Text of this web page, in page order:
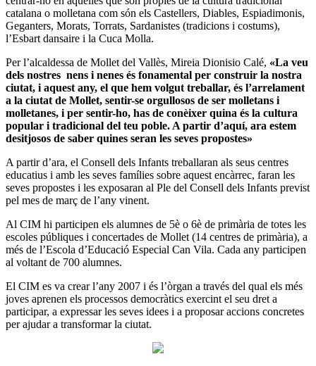
catalana o molletana com són els Castellers, Diables, Espiadimonis,
Geganters, Morats, Torrats, Sardanistes (tradicions i costums),
l’Esbart dansaire i la Cuca Molla.
Per l’alcaldessa de Mollet del Vallès, Mireia Dionisio Calé, «La veu
dels nostres nens i nenes és fonamental per construir la nostra
ciutat, i aquest any, el que hem volgut treballar, és l’arrelament
a la ciutat de Mollet, sentir-se orgullosos de ser molletans i
molletanes, i per sentir-ho, has de conèixer quina és la cultura
popular i tradicional del teu poble. A partir d’aquí, ara estem
desitjosos de saber quines seran les seves propostes»
A partir d’ara, el Consell dels Infants treballaran als seus centres
educatius i amb les seves famílies sobre aquest encàrrec, faran les
seves propostes i les exposaran al Ple del Consell dels Infants previst
pel mes de març de l’any vinent.
Al CIM hi participen els alumnes de 5è o 6è de primària de totes les
escoles públiques i concertades de Mollet (14 centres de primària), a
més de l’Escola d’Educació Especial Can Vila. Cada any participen
al voltant de 700 alumnes.
El CIM es va crear l’any 2007 i és l’òrgan a través del qual els més
joves aprenen els processos democràtics exercint el seu dret a
participar, a expressar les seves idees i a proposar accions concretes
per ajudar a transformar la ciutat.